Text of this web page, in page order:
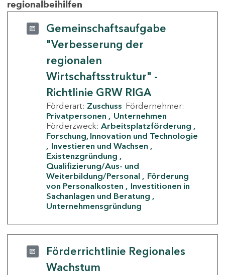
regionalbeihilfen
Gemeinschaftsaufgabe
"Verbesserung der
regionalen
Wirtschaftsstruktur" -
Richtlinie GRW RIGA
Förderart: Zuschuss Fördernehmer:
Privatpersonen
Unternehmen
Förderzweck: Arbeitsplatzförderung
Forschung, Innovation und Technologie
Investieren und Wachsen
Existenzgründung
Qualifizierung/Aus- und
Weiterbildung/Personal
Förderung
von Personalkosten
Investitionen in
Sachanlagen und Beratung
Unternehmensgründung
Förderrichtlinie Regionales
Wachstum